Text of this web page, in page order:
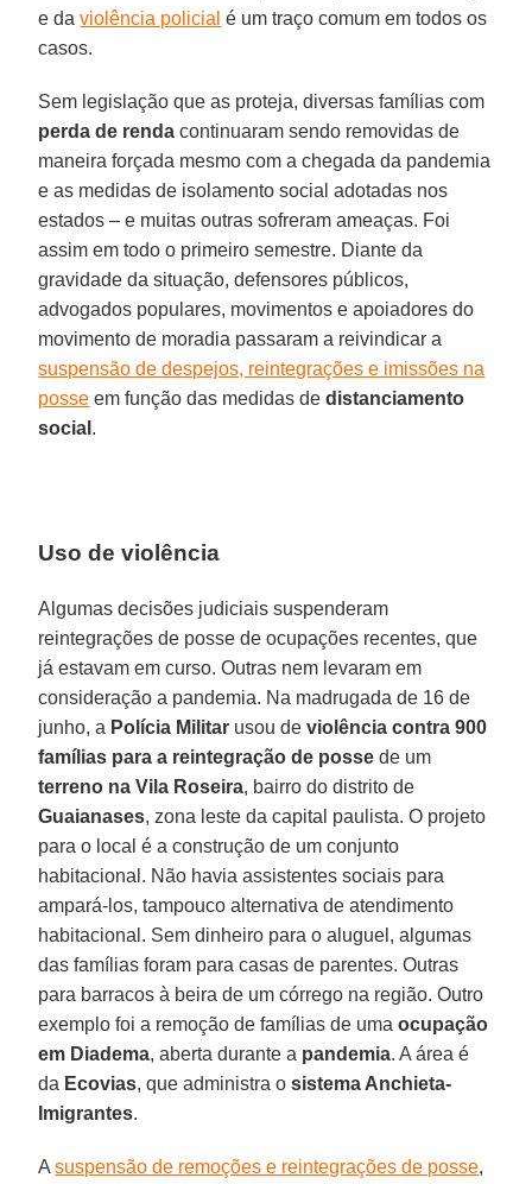
e da violência policial é um traço comum em todos os
casos.
Sem legislação que as proteja, diversas famílias com
perda de renda continuaram sendo removidas de
maneira forçada mesmo com a chegada da pandemia
e as medidas de isolamento social adotadas nos
estados – e muitas outras sofreram ameaças. Foi
assim em todo o primeiro semestre. Diante da
gravidade da situação, defensores públicos,
advogados populares, movimentos e apoiadores do
movimento de moradia passaram a reivindicar a
suspensão de despejos, reintegrações e imissões na
posse em função das medidas dedistanciamento
social .
Uso de violência
Algumas decisões judiciais suspenderam
reintegrações de posse de ocupações recentes, que
já estavam em curso. Outras nem levaram em
consideração a pandemia. Na madrugada de 16 de
junho, a Polícia Militar usou deviolência contra 900
famílias para a reintegração de posse de um
terreno na Vila Roseira, bairro do distrito de
Guaianases, zona leste da capital paulista. O projeto
para o local é a construção de um conjunto
habitacional. Não havia assistentes sociais para
ampará-los, tampouco alternativa de atendimento
habitacional. Sem dinheiro para o aluguel, algumas
das famílias foram para casas de parentes. Outras
para barracos à beira de um córrego na região. Outro
exemplo foi a remoção de famílias de umaocupação
em Diadema, aberta durante a pandemia. A área é
da Ecovias, que administra osistema Anchieta-
Imigrantes.
Asuspensão de remoções e reintegrações de posse,